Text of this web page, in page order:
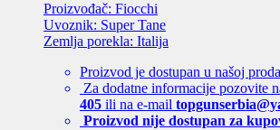
Proizvođač: Fiocchi
Uvoznik: Super Tane
Zemlja porekla: Italija
Proizvod je dostupan u našoj
Za dodatne informacije pozovite
405 ili na e-mail
Proizvod nije dostupan za